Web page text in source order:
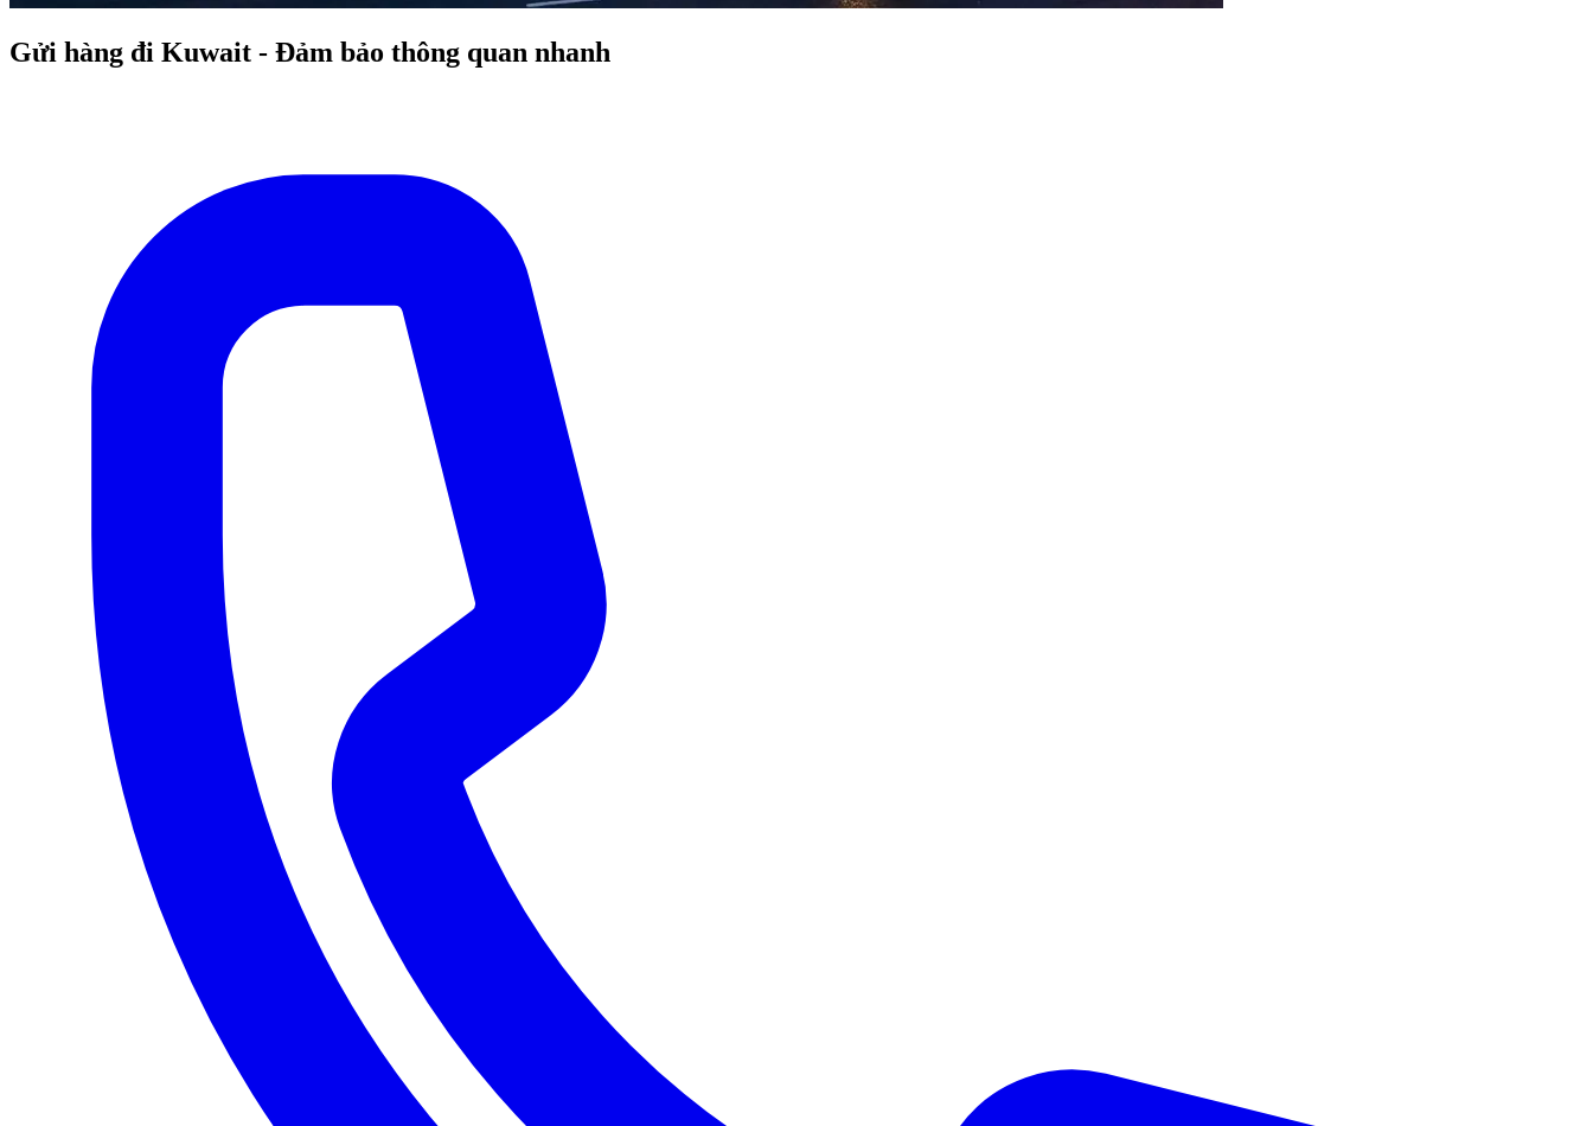
Gửi hàng đi Kuwait - Đảm bảo thông quan nhanh